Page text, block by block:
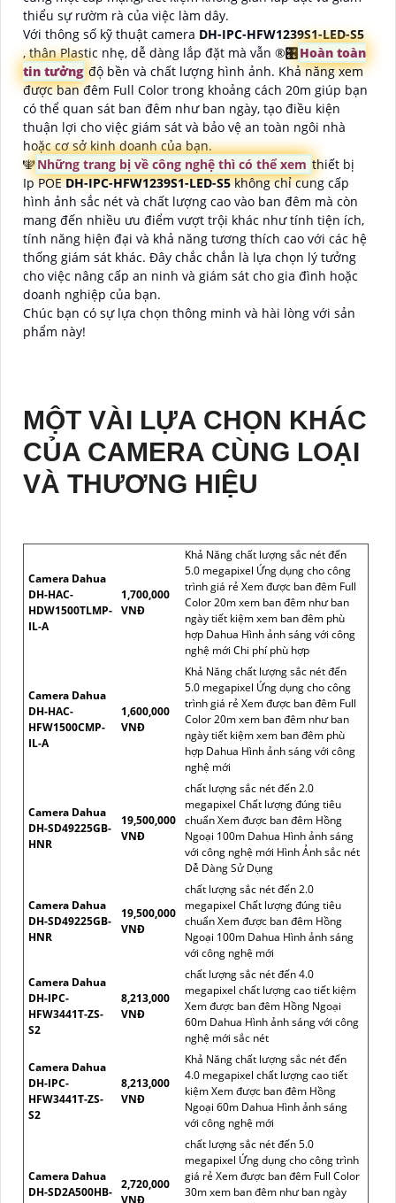
thiểu sự rườm rà của việc làm dây.
Với thông số kỹ thuật camera DH-IPC-HFW1239S1-LED-S5
, thân Plastic nhẹ, dễ dàng lắp đặt mà vẫn ®️🎛Hoàn toàn
tin tưởng độ bền và chất lượng hình ảnh. Khả năng xem
được ban đêm Full Color trong khoảng cách 20m giúp bạn
có thể quan sát ban đêm như ban ngày, tạo điều kiện
thuận lợi cho việc giám sát và bảo vệ an toàn ngôi nhà
hoặc cơ sở kinh doanh của bạn.
🕎Những trang bị về công nghệ thì có thể xem thiết bị
Ip POEDH-IPC-HFW1239S1-LED-S5không chỉ cung cấp
hình ảnh sắc nét và chất lượng cao vào ban đêm mà còn
mang đến nhiều ưu điểm vượt trội khác như tính tiện ích,
tính năng hiện đại và khả năng tương thích cao với các hệ
thống giám sát khác. Đây chắc chắn là lựa chọn lý tưởng
cho việc nâng cấp an ninh và giám sát cho gia đình hoặc
doanh nghiệp của bạn.
Chúc bạn có sự lựa chọn thông minh và hài lòng với sản
phẩm này!
MỘT VÀI LỰA CHỌN KHÁC
CỦA CAMERA CÙNG LOẠI
VÀ THƯƠNG HIỆU
Camera Dahua
DH-HAC-
HDW1500TLMP-
IL-A
1,700,000
VNĐ
Khả Năng chất lượng sắc nét đến
5.0 megapixel Ứng dụng cho công
trình giá rẻ Xem được ban đêm Full
Color 20m xem ban đêm như ban
ngày tiết kiệm xem ban đêm phù
hợp Dahua Hình ảnh sáng với công
nghệ mới Chi phí phù hợp
Camera Dahua
DH-HAC-
HFW1500CMP-
IL-A
1,600,000
VNĐ
Khả Năng chất lượng sắc nét đến
5.0 megapixel Ứng dụng cho công
trình giá rẻ Xem được ban đêm Full
Color 20m xem ban đêm như ban
ngày tiết kiệm xem ban đêm phù
hợp Dahua Hình ảnh sáng với công
nghệ mới
Camera Dahua
DH-SD49225GB-
HNR
19,500,000
VNĐ
chất lượng sắc nét đến 2.0
megapixel Chất lượng đúng tiêu
chuẩn Xem được ban đêm Hồng
Ngoại 100m Dahua Hình ảnh sáng
với công nghệ mới Hình Ảnh sắc nét
Dễ Dàng Sử Dụng
Camera Dahua
DH-SD49225GB-
HNR
19,500,000
VNĐ
chất lượng sắc nét đến 2.0
megapixel Chất lượng đúng tiêu
chuẩn Xem được ban đêm Hồng
Ngoại 100m Dahua Hình ảnh sáng
với công nghệ mới
Camera Dahua
DH-IPC-
HFW3441T-ZS-
S2
8,213,000
VNĐ
chất lượng sắc nét đến 4.0
megapixel chất lượng cao tiết kiệm
Xem được ban đêm Hồng Ngoại
60m Dahua Hình ảnh sáng với công
nghệ mới sắc nét
Camera Dahua
DH-IPC-
HFW3441T-ZS-
S2
8,213,000
VNĐ
Khả Năng chất lượng sắc nét đến
4.0 megapixel chất lượng cao tiết
kiệm Xem được ban đêm Hồng
Ngoại 60m Dahua Hình ảnh sáng
với công nghệ mới
Camera Dahua
DH-SD2A500HB-
2,720,000
VNĐ
chất lượng sắc nét đến 5.0
megapixel Ứng dụng cho công trình
giá rẻ Xem được ban đêm Full Color
30m xem ban đêm như ban ngày